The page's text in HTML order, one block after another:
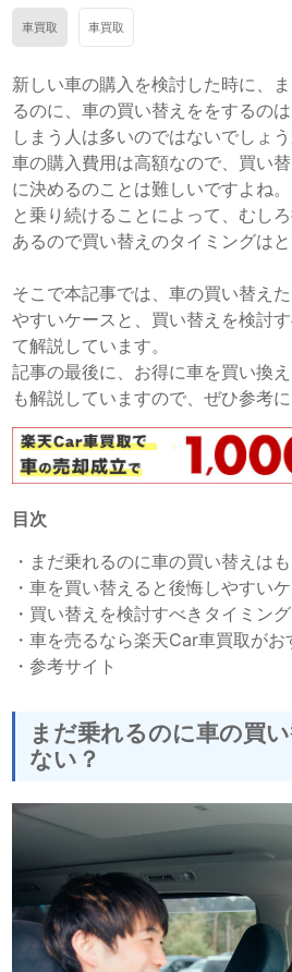
車買取 車買取
新しい車の購入を検討した時に、
るのに、車の買い替えををするの
しまう人は多いのではないでしょう
車の購入費用は高額なので、買い
に決めるのことは難しいですよね
と乗り続けることによって、むし
あるので買い替えのタイミングはと
そこで本記事では、車の買い替え
やすいケースと、買い替えを検討
て解説しています。
記事の最後に、お得に車を買い換
も解説していますので、ぜひ参考
目次
・ まだ乗れるのに車の買い替えは
・車を買い替えると後悔しやすい
・ 買い替えを検討すべきタイミン
・車を売るなら楽天Car車買取がお
・参考サイト
まだ乗れるのに車の買
ない？